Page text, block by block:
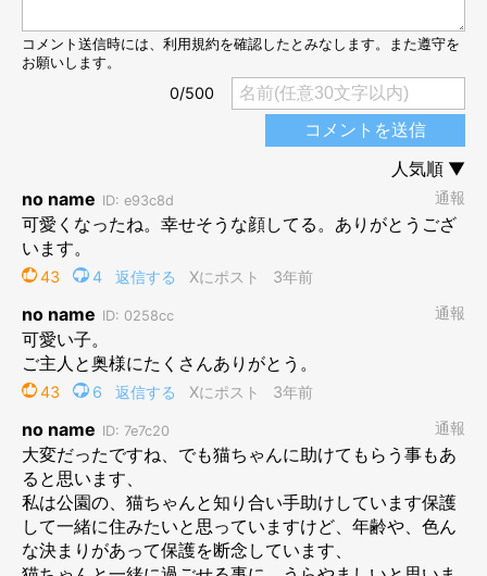
キュルンとしたまんまるの目や、黒いキレイな毛並みが素敵な美
猫へと成長を遂げていたのでした。穏やかな顔つきにもなってい
て、飼い主さんご夫婦のもとで幸せに暮らしていることが伝わる